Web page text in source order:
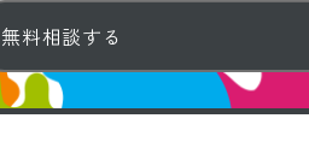
無料相談する